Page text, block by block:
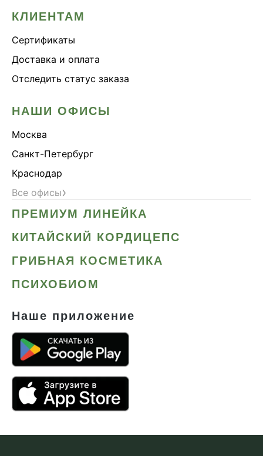
КЛИЕНТАМ
Сертификаты
Доставка и оплата
Отследить статус заказа
НАШИ ОФИСЫ
Москва
Санкт-Петербург
Краснодар
Все офисы›
ПРЕМИУМ ЛИНЕЙКА
КИТАЙСКИЙ КОРДИЦЕПС
ГРИБНАЯ КОСМЕТИКА
ПСИХОБИОМ
Наше приложение